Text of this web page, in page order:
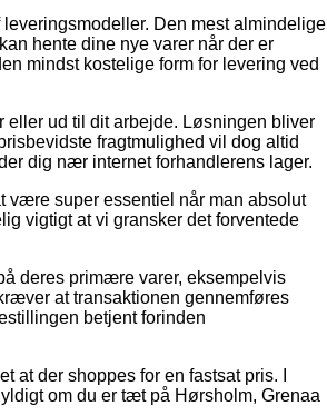
Den mest almindelige
hente dine nye varer når der er
mindst kostelige form for levering ved
eller ud til dit arbejde. Løsningen bliver
fragtmulighed vil dog altid
dig nær internet forhandlerens lager.
være super essentiel når man absolut
vigtigt at vi gransker det forventede
deres primære varer, eksempelvis
at transaktionen gennemføres
betjent forinden
der shoppes for en fastsat pris. I
om du er tæt på Hørsholm, Grenaa